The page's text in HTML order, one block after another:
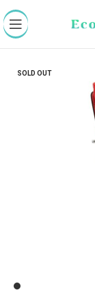
SOLD OUT